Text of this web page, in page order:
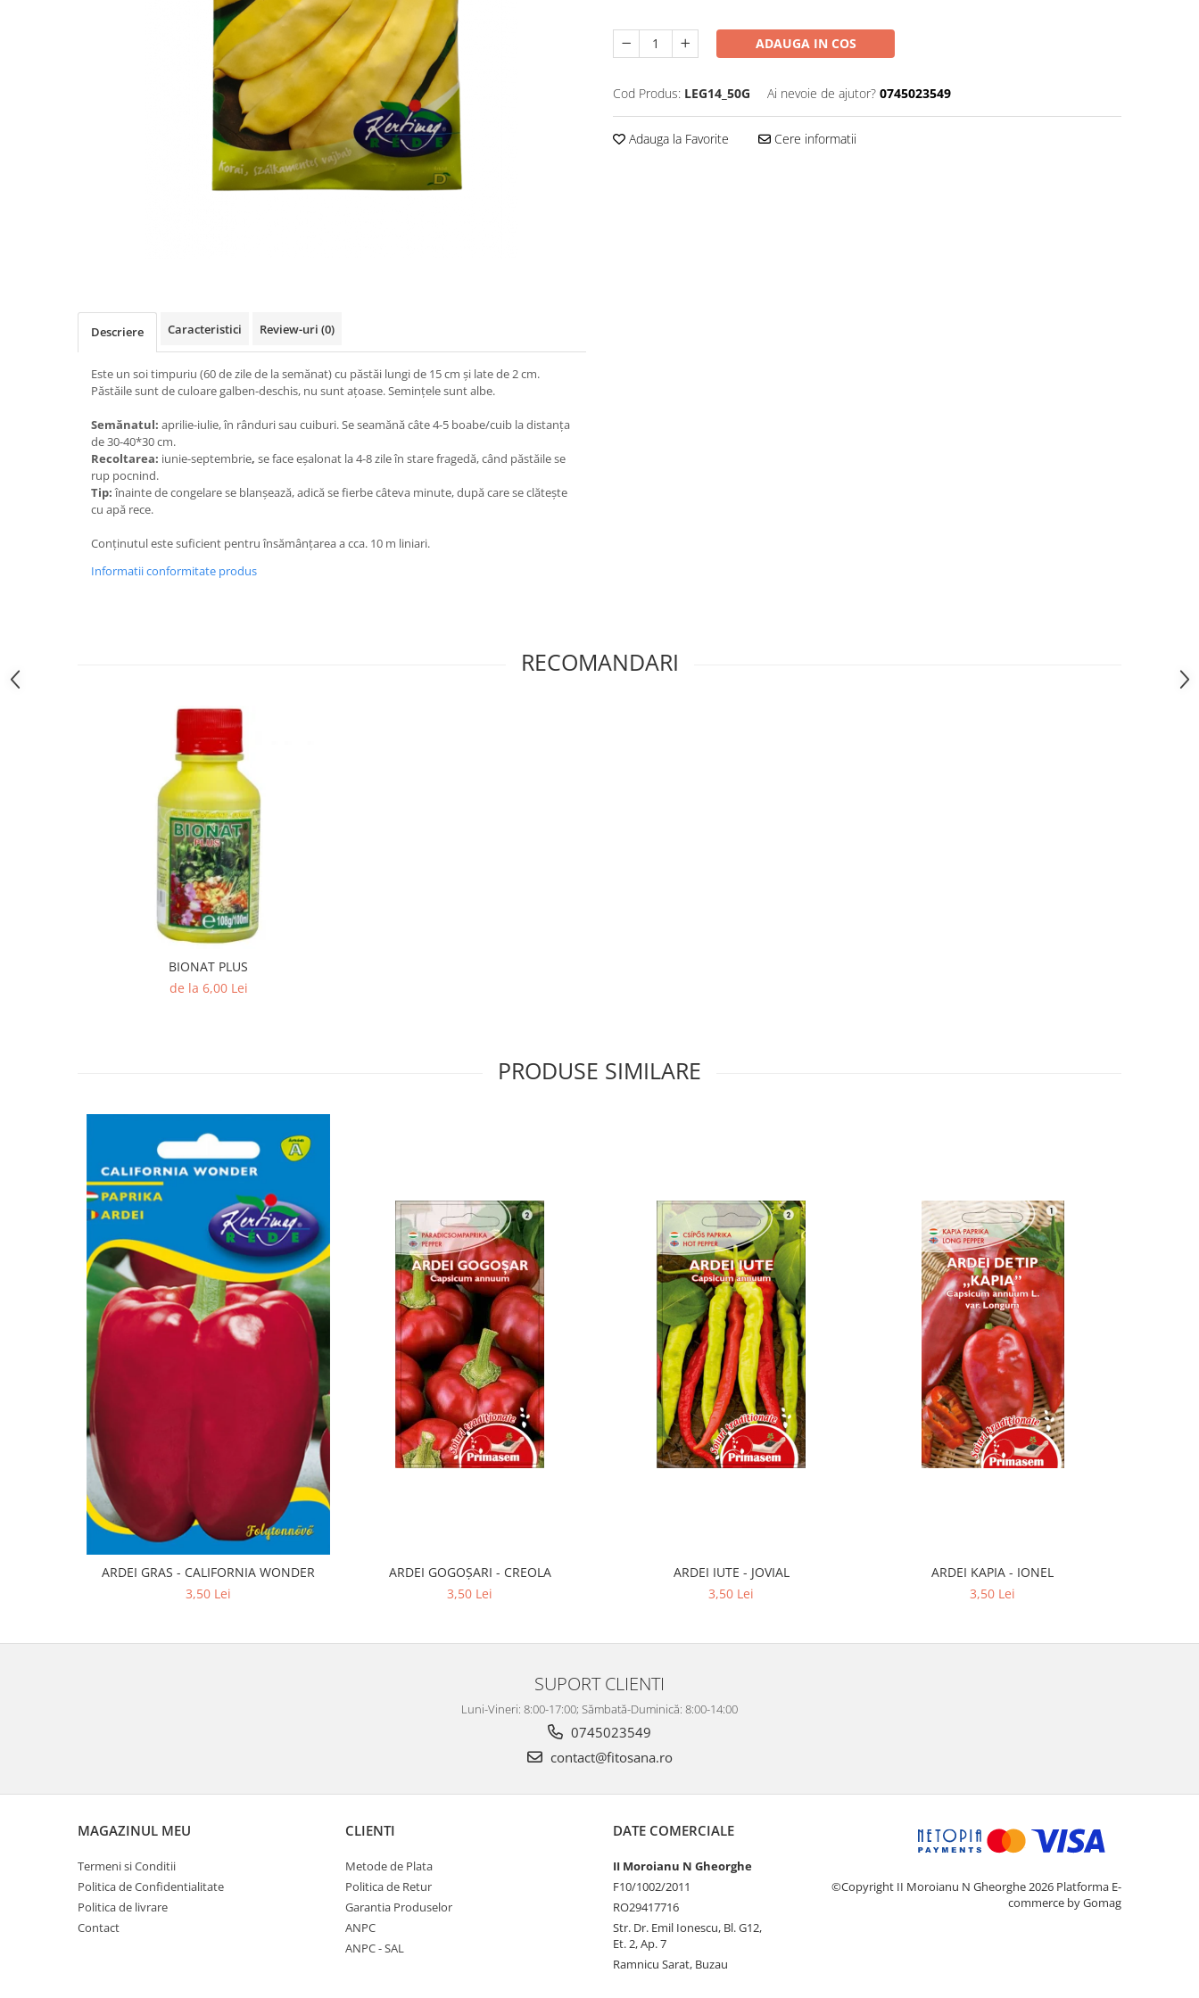
ADAUGA IN COS
Cod Produs: LEG14_50G Ai nevoie de ajutor? 0745023549
Adauga la Favorite Cere informatii
Descriere Caracteristici Review-uri (0)
Este un soi timpuriu (60 de zile de la semănat) cu păstăi lungi de 15 cm și late de 2 cm.
Păstăile sunt de culoare galben-deschis, nu sunt ațoase. Semințele sunt albe.
Semănatul: aprilie-iulie, în rânduri sau cuiburi. Se seamănă câte 4-5 boabe/cuib la distanța
de 30-40*30 cm.
Recoltarea: iunie-septembrie, se face eșalonat la 4-8 zile în stare fragedă, când păstăile se
rup pocnind.
Tip:înainte de congelare se blanșează, adică se fierbe câteva minute, după care se clătește
cu apă rece.
Conținutul este suficient pentru însămânțarea a cca. 10 m liniari.
Informatii conformitate produs
RECOMANDARI
BIONAT PLUS
de la 6,00 Lei
PRODUSE SIMILARE
ARDEI GRAS - CALIFORNIA WONDER
3,50 Lei
ARDEI GOGOȘARI - CREOLA
3,50 Lei
ARDEI IUTE - JOVIAL
3,50 Lei
ARDEI KAPIA - IONEL
3,50 Lei
SUPORT CLIENTI
Luni-Vineri: 8:00-17:00; Sămbată-Duminică: 8:00-14:00
0745023549
contact@fitosana.ro
MAGAZINUL MEU
Termeni si Conditii
Politica de Confidentialitate
Politica de livrare
Contact
CLIENTI
Metode de Plata
Politica de Retur
Garantia Produselor
ANPC
ANPC - SAL
DATE COMERCIALE
II Moroianu N Gheorghe
F10/1002/2011
RO29417716
Str. Dr. Emil Ionescu, Bl. G12,
Et. 2, Ap. 7
Ramnicu Sarat, Buzau
©Copyright II Moroianu N Gheorghe 2026 Platforma E-
commerce by Gomag